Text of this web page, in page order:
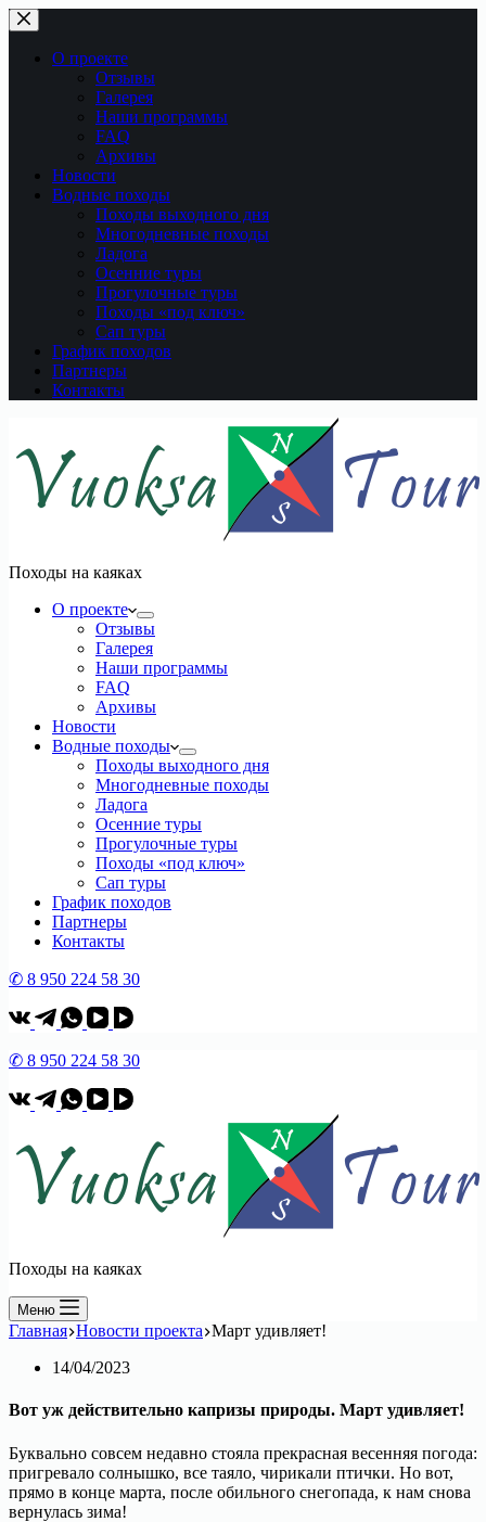
Перейти
к
сути
О проекте
Отзывы
Галерея
Наши программы
FAQ
Архивы
Новости
Водные походы
Походы выходного дня
Многодневные походы
Ладога
Осенние туры
Прогулочные туры
Походы «под ключ»
Сап туры
График походов
Партнеры
Контакты
Походы на каяках
О проекте
Отзывы
Галерея
Наши программы
FAQ
Архивы
Новости
Водные походы
Походы выходного дня
Многодневные походы
Ладога
Осенние туры
Прогулочные туры
Походы «под ключ»
Сап туры
График походов
Партнеры
Контакты
✆ 8 950 224 58 30
✆ 8 950 224 58 30
Походы на каяках
Меню
Главная Новости проекта Март удивляет!
14/04/2023
Вот уж действительно капризы природы. Март удивляет!
Буквально совсем недавно стояла прекрасная весенняя погода:
пригревало солнышко, все таяло, чирикали птички. Но вот,
прямо в конце марта, после обильного снегопада, к нам снова
вернулась зима!